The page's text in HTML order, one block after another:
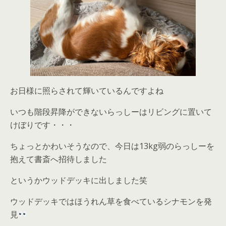
お日様に照らされて輝いているんですよね
いつも階段昇降ができないらっしーはリビングに置いて
けぼりです・・・
ちょっとかわいそうなので、今日は13kg弱のらっしーを
抱えて書斎へ招待しました
というかウッドデッキに出しました笑
ウッドデッキではほうれん草を食べているシナモンを発
見